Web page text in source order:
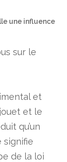
une influence
sur le
et
et le
qu’un
signifie
de la loi